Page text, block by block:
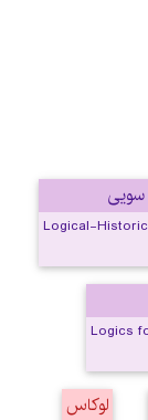
سویی
Logical-
Logics
لوکاس